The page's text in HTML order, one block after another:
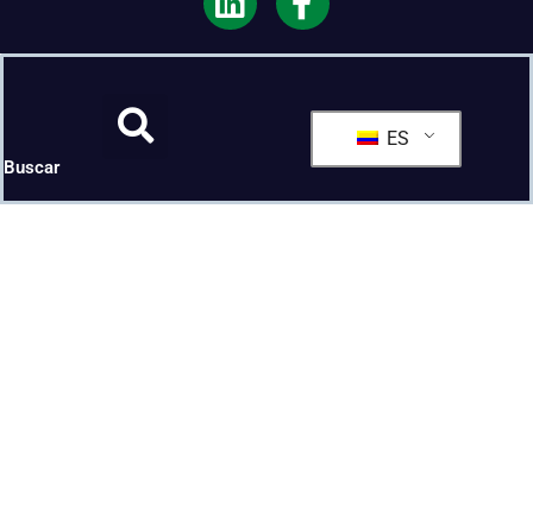
Buscar
ES